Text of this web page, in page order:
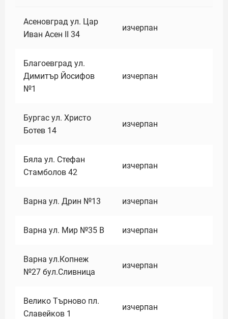
Асеновград ул. Цар
Иван Асен II 34
изчерпан
Благоевград ул.
Димитър Йосифов
№1
изчерпан
Бургас ул. Христо
Ботев 14
изчерпан
Бяла ул. Стефан
Стамболов 42
изчерпан
Варна ул. Дрин №13 изчерпан
Варна ул. Мир №35 В изчерпан
Варна ул.Копнеж
№27 бул.Сливница
изчерпан
Велико Търново пл.
Славейков 1
изчерпан